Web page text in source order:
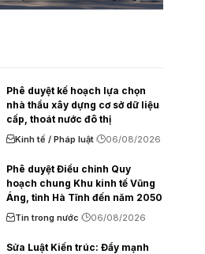
Phê duyệt kế hoạch lựa chọn
nhà thầu xây dựng cơ sở dữ liệu
cấp, thoát nước đô thị
Kinh tế / Pháp luật 06/08/2026
Phê duyệt Điều chỉnh Quy
hoạch chung Khu kinh tế Vũng
Áng, tỉnh Hà Tĩnh đến năm 2050
Tin trong nước 06/08/2026
Sửa Luật Kiến trúc: Đẩy mạnh